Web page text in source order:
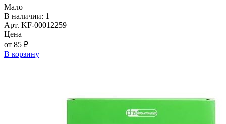
Мало
В наличии: 1
Арт. KF-00012259
Цена
от 85 ₽
В корзину